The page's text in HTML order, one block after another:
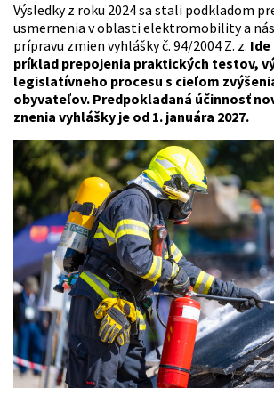
Výsledky z roku 2024 sa stali podkladom
usmernenia v oblasti elektromobility a
prípravu zmien vyhlášky č. 94/2004 Z. z.
príklad prepojenia praktických testov,
legislatívneho procesu s cieľom
obyvateľov. Predpokladaná účinnosť
znenia vyhlášky je od 1. januára 2027.